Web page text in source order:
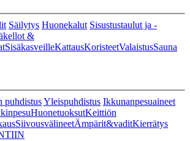
Säilytys Huonekalut Sisustustaulut ja -
&
SisäkasveilleKattausKoristeetValaistusSauna
puhdistusYleispuhdistus Ikkunanpesuaineet
HuonetuoksutKeittiön
SiivousvälineetÄmpärit&vaditKierrätys